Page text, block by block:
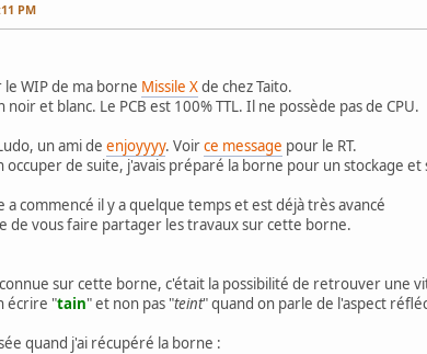
PM
le WIP de ma borne Missile Xde chez Taito.
et blanc. Le PCB est 100% TTL. Il ne possède pas de CPU.
un ami deenjoyyyy. Voirce message pour le RT.
occuper de suite, j'avais préparé la borne pour un stockage
a commencé il y a quelque temps et est déjà très avancé
de vous faire partager les travaux sur cette borne.
sur cette borne, c'était la possibilité de retrouver une
écrire "tain" et non pas "teint" quand on parle de l'aspect
quand j'ai récupéré la borne :